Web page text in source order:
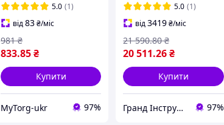
5.0 (1)
від83₴/міс
833.85₴
981 ₴
Купити
MyTorg-ukr 97%
5.0 (1)
від3419₴/міс
20 511.26₴
21 590.80 ₴
Купити
Гранд Інструмент 97%